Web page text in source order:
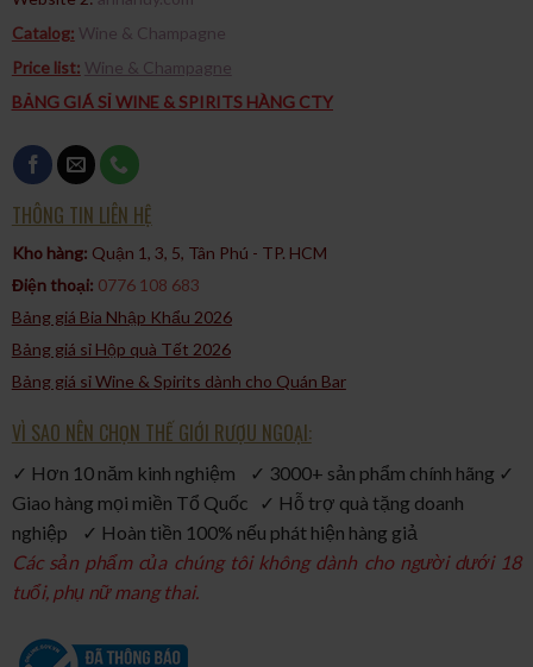
Catalog: Wine & Champagne
Price list: Wine & Champagne
BẢNG GIÁ SỈ WINE & SPIRITS HÀNG CTY
THÔNG TIN LIÊN HỆ
Kho hàng: Quận 1, 3, 5, Tân Phú - TP. HCM​
Điện thoại: 0776 108 683
Bảng giá Bia Nhập Khẩu 2026
Bảng giá sỉ Hộp quà Tết 2026
Bảng giá sỉ Wine & Spirits dành cho Quán Bar
VÌ SAO NÊN CHỌN THẾ GIỚI RƯỢU NGOẠI:
✓ Hơn 10 năm kinh nghiệm ✓ 3000+ sản phẩm chính hãng ✓
Giao hàng mọi miền Tổ Quốc ✓ Hỗ trợ quà tặng doanh
nghiệp ✓ Hoàn tiền 100% nếu phát hiện hàng giả
Các sản phẩm của chúng tôi không dành cho người dưới 18
tuổi, phụ nữ mang thai.